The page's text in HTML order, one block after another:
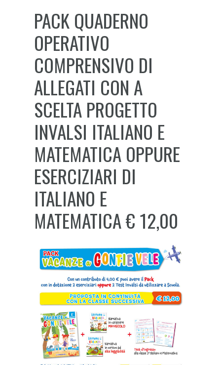
PACK QUADERNO
OPERATIVO
COMPRENSIVO DI
ALLEGATI CON A
SCELTA PROGETTO
INVALSI ITALIANO E
MATEMATICA OPPURE
ESERCIZIARI DI
ITALIANO E
MATEMATICA € 12,00